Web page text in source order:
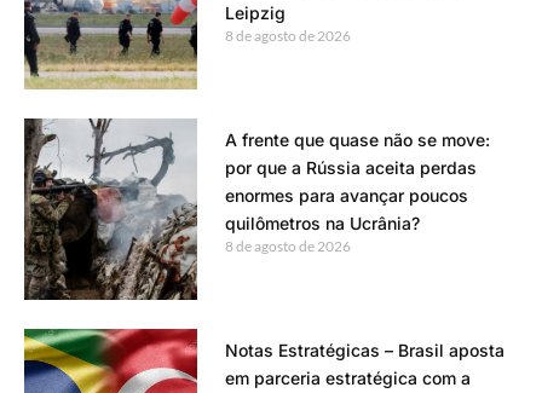
Leipzig
8 de agosto de 2026
A frente que quase não se move:
por que a Rússia aceita perdas
enormes para avançar poucos
quilômetros na Ucrânia?
8 de agosto de 2026
Notas Estratégicas – Brasil aposta
em parceria estratégica com a